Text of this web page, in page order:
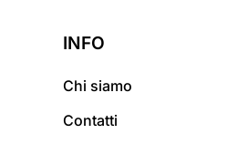
INFO
Chi siamo
Contatti